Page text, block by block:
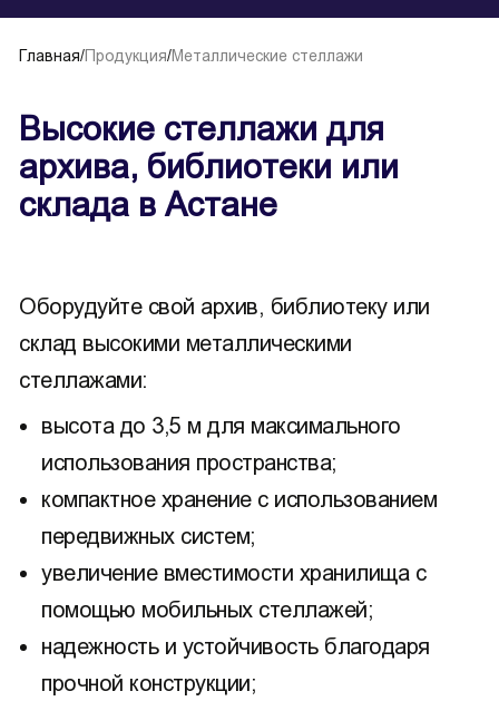
Главная/Продукция/Металлические стеллажи
Высокие стеллажи для
архива, библиотеки или
склада в Астане
Оборудуйте свой архив, библиотеку или
склад высокими металлическими
стеллажами:
высота до 3,5 м для максимального
использования пространства;
компактное хранение с использованием
передвижных систем;
увеличение вместимости хранилища с
помощью мобильных стеллажей;
надежность и устойчивость благодаря
прочной конструкции;